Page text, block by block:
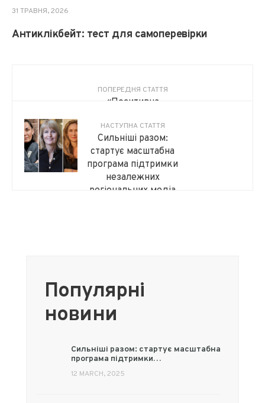
31 ТРАВНЯ, 2026
Антиклікбейт: тест для самоперевірки
ПОПЕРЕДНЯ СТАТТЯ
«Позитивна
вибішує і заважає»:
парамедикиня й
медійниця Олена
Шарговська
НАСТУПНА СТАТТЯ
Сильніші разом:
стартує масштабна
програма підтримки
незалежних
регіональних медіа
Популярні
новини
Сильніші разом: стартує масштабна
програма підтримки…
12 MARCH, 2025